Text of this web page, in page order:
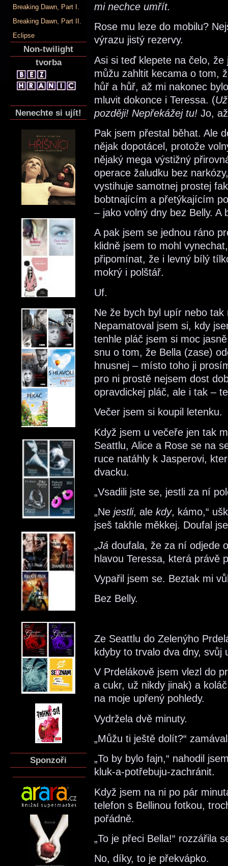
Breaking Dawn, Part I.
Breaking Dawn, Part II.
Eclipse
Non-twilight
tvorba
Nenechte si ujít!
Sponzoři
mi nechce umřít.
Rose mu leze do mobilu?
výrazu jistý rezervy.
Asi si teď klepete na čelo,
můžu zahltit kecama o tom,
hůř a hůř, až mi nakonec
mluvit dokonce i Teressa. (
později! Nepřekážej tu! Jo,
Pak jsem přestal běhat. Ale
nějak dopotácel, protože
nějaký mega výstižný
operace žaludku bez
vystihuje samotnej prostej
bobtnajícím a přetýkajícím
– jako volný dny bez Belly.
A pak jsem se jednou ráno
klidně jsem to mohl
připomínat, že i levný bílý
mokrý i polštář.
Uf.
Ne že bych byl upír nebo
Nepamatoval jsem si, kdy
tenhle pláč jsem si moc
snu o tom, že Bella (zase)
hnusnej – místo toho ji
pro ni prostě nejsem dost
opravdickej pláč, ale i tak –
Večer jsem si koupil letenku.
Když jsem u večeře jen tak
Seattlu, Alice a Rose se na
ruce natáhly k Jasperovi,
dvacku.
„Vsadili jste se, jestli za ní
„Ne jestli, ale kdy, kámo,“
jseš takhle měkkej. Doufal
„Já doufala, že za ní odjede
hlavou Teressa, která právě
Vypařil jsem se. Beztak mi
Bez Belly.
Ze Seattlu do Zelenýho
kdyby to trvalo dva dny, svůj
V Prdelákově jsem vlezl do
a cukr, už nikdy jinak) a
na moje upřený pohledy.
Vydržela dvě minuty.
„Můžu ti ještě dolít?“
„To by bylo fajn,“ nahodil
kluk-a-potřebuju-zachránit.
Když jsem na ni po pár
telefon s Bellinou fotkou,
pořádně.
„To je přeci Bella!“ rozzářila
No, díky, to je překvápko.